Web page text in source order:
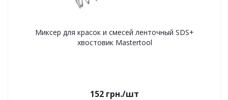
Миксер для красок и смесей ленточный SDS+
хвостовик Mastertool
152 грн./шт